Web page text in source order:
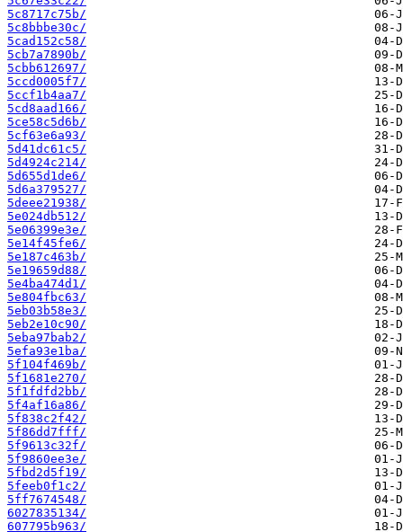
5c8717c75b/
5c8bbbe30c/
5cad152c58/
5cb7a7890b/
5cbb612697/
5ccd0005f7/
5ccf1b4aa7/
5cd8aad166/
5ce58c5d6b/
5cf63e6a93/
5d41dc61c5/
5d4924c214/
5d655d1de6/
5d6a379527/
5deee21938/
5e024db512/
5e06399e3e/
5e14f45fe6/
5e187c463b/
5e19659d88/
5e4ba474d1/
5e804fbc63/
5eb03b58e3/
5eb2e10c90/
5eba97bab2/
5efa93e1ba/
5f104f469b/
5f1681e270/
5f1fdfd2bb/
5f4af16a86/
5f838c2f42/
5f86dd7fff/
5f9613c32f/
5f9860ee3e/
5fbd2d5f19/
5feeb0f1c2/
5ff7674548/
6027835134/
607795b963/